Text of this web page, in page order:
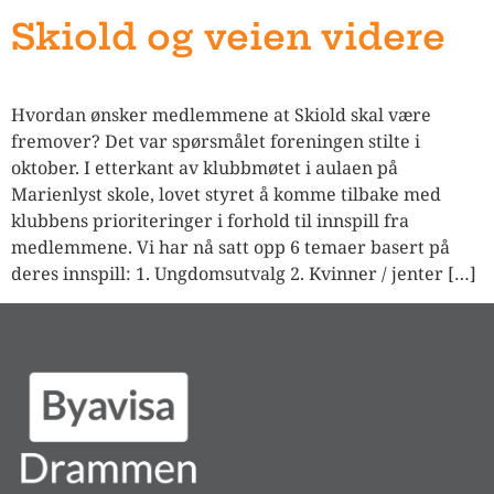
Skiold og veien videre
Hvordan ønsker medlemmene at Skiold skal være
fremover? Det var spørsmålet foreningen stilte i
oktober. I etterkant av klubbmøtet i aulaen på
Marienlyst skole, lovet styret å komme tilbake med
klubbens prioriteringer i forhold til innspill fra
medlemmene. Vi har nå satt opp 6 temaer basert på
deres innspill: 1. Ungdomsutvalg 2. Kvinner / jenter […]